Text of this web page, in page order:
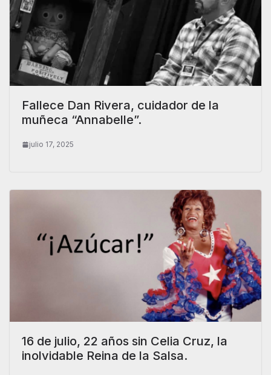
Fallece Dan Rivera, cuidador de la
muñeca “Annabelle”.
julio 17, 2025
16 de julio, 22 años sin Celia Cruz, la
inolvidable Reina de la Salsa.